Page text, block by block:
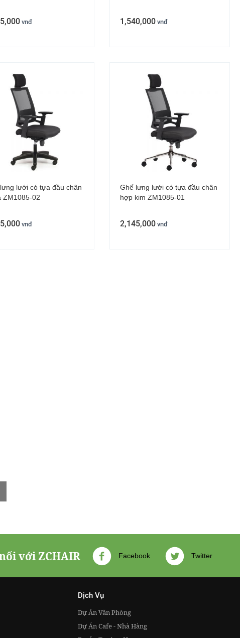
vnđ 1,540,000 vnđ
lưới có tựa đầu chân
ZM1085-02
vnđ
Ghế lưng lưới có tựa đầu chân
hợp kim ZM1085-01
2,145,000 vnđ
với ZCHAIR Facebook Twitter
Dịch Vụ
Dự Án Văn Phòng
Dự Án Cafe - Nhà Hàng